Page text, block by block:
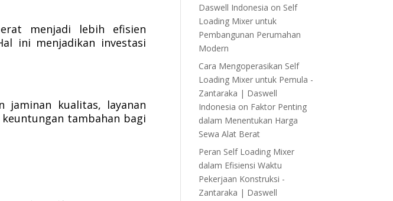
menjadi lebih efisien
ini menjadikan investasi
kualitas, layanan
tambahan bagi
Daswell Indonesia on Self
Loading Mixer untuk
Pembangunan Perumahan
Modern
Cara Mengoperasikan Self
Loading Mixer untuk Pemula -
Zantaraka | Daswell
Indonesia on Faktor Penting
dalam Menentukan Harga
Sewa Alat Berat
Peran Self Loading Mixer
dalam Efisiensi Waktu
Pekerjaan Konstruksi -
Zantaraka | Daswell